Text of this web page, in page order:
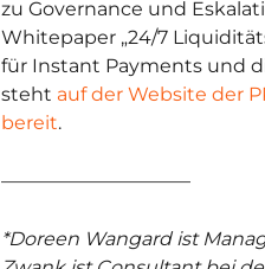
zu Governance und
Whitepaper „24/7
für Instant Payments und
steht auf der Website der
bereit.
––––––––––––––––––––
*Doreen Wangard ist